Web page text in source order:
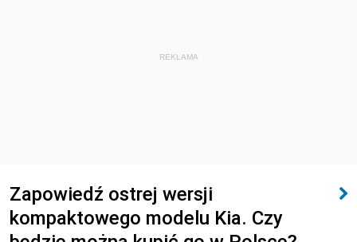
REKLAMA
Zapowiedź ostrej wersji
kompaktowego modelu Kia. Czy